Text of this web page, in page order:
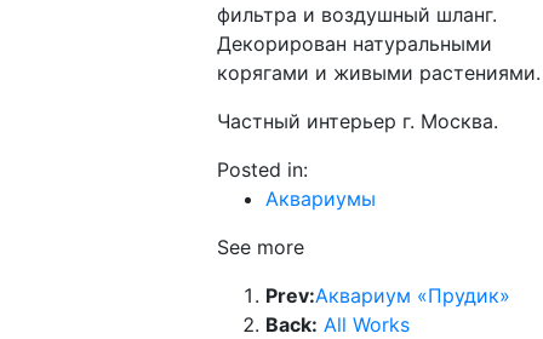
фильтра и воздушный шланг.
Декорирован натуральными
корягами и живыми растениями.
Частный интерьер г. Москва.
Posted in:
Аквариумы
See more
Prev:Аквариум «Прудик»
Back: All Works